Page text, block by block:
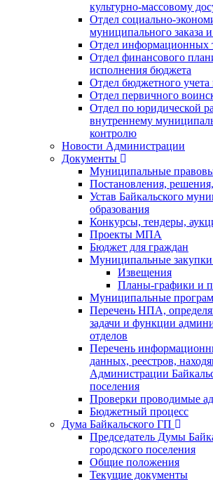
культурно-массовому
Отдел социально-
муниципального заказа
Отдел информационных
Отдел финансового
исполнения бюджета
Отдел бюджетного учета
Отдел первичного
Отдел по юридической
внутреннему
контролю
Новости Администрации
Документы
Муниципальные
Постановления,
Устав Байкальского
образования
Конкурсы, тендеры,
Проекты МПА
Бюджет для граждан
Муниципальные закупки
Извещения
Планы-графики и
Муниципальные
Перечень НПА,
задачи и функции
отделов
Перечень
данных, реестров,
Администрации
поселения
Проверки проводимые
Бюджетный процесс
Дума Байкальского ГП
Председатель Думы
городского поселения
Общие положения
Текущие документы